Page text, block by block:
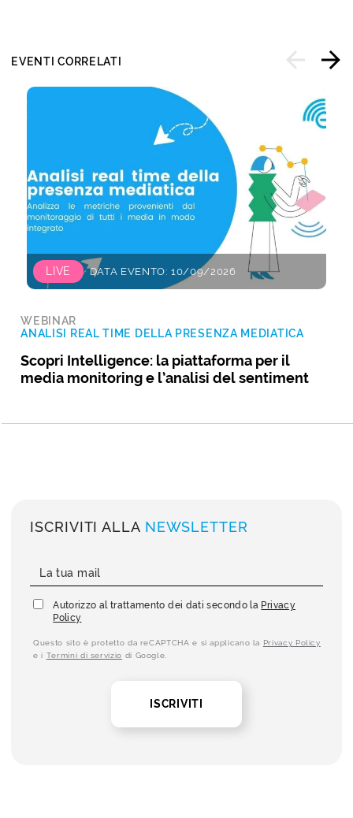
EVENTI CORRELATI
LIVE DATA EVENTO: 10/09/2026
WEBINAR
ANALISI REAL TIME DELLA PRESENZA MEDIATICA
Scopri Intelligence: la piattaforma per il
media monitoring e l’analisi del sentiment
ISCRIVITI ALLA NEWSLETTER
Autorizzo al trattamento dei dati secondo la Privacy
Policy
Questo sito è protetto da reCAPTCHA e si applicano la Privacy Policy
e i Termini di servizio di Google.
ISCRIVITI